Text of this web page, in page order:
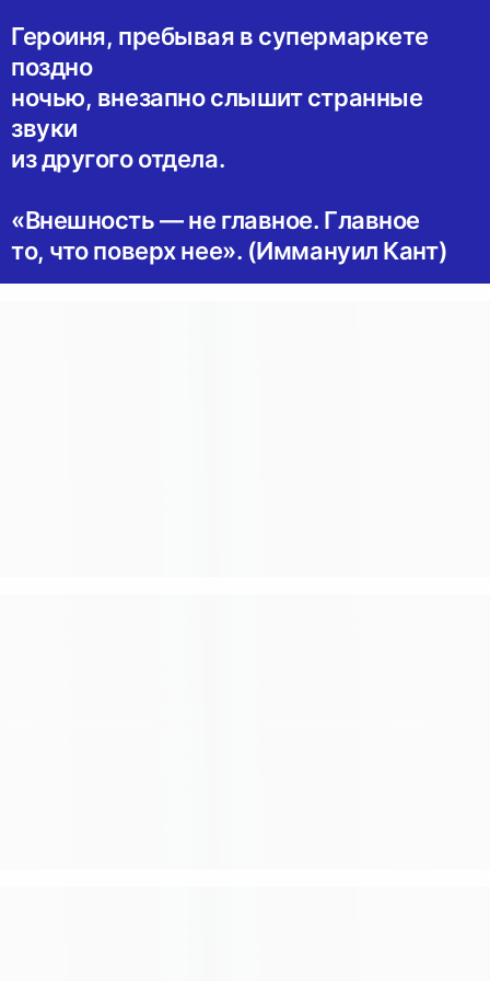
Героиня, пребывая в супермаркете
поздно
ночью, внезапно слышит странные
звуки
из другого отдела.
«Внешность — не главное. Главное
то, что поверх нее». (Иммануил Кант)